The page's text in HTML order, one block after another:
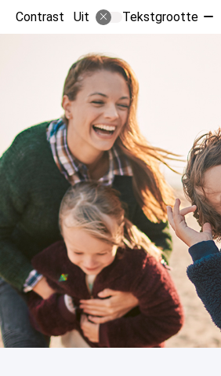
Contrast Uit Tekstgrootte